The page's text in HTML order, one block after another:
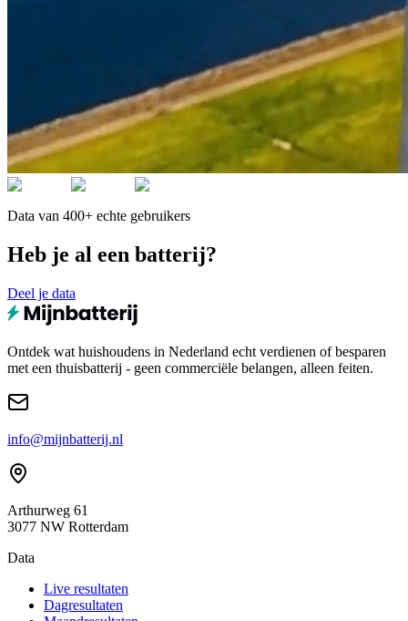
Data van 400+ echte gebruikers
Heb je al een batterij?
Deel je data
Ontdek wat huishoudens in Nederland echt verdienen of besparen
met een thuisbatterij - geen commerciële belangen, alleen feiten.
info@mijnbatterij.nl
Arthurweg 61
3077 NW Rotterdam
Data
Live resultaten
Dagresultaten